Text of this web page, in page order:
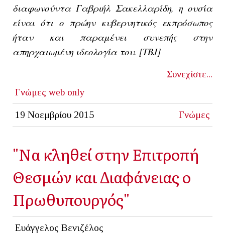
διαφωνούντα Γαβριήλ Σακελλαρίδη, η ουσία
είναι ότι ο πρώην κυβερνητικός εκπρόσωπος
ήταν και παραμένει συνεπής στην
απηρχαιωμένη ιδεολογία του. [TBJ]
Συνεχίστε...
Γνώμες web only
19 Νοεμβρίου 2015 Γνώμες
"Να κληθεί στην Επιτροπή
Θεσμών και Διαφάνειας ο
Πρωθυπουργός"
Ευάγγελος Βενιζέλος